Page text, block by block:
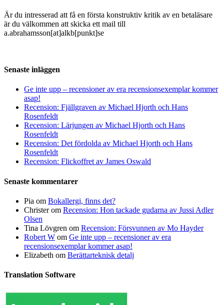
Är du intresserad att få en första konstruktiv kritik av en betaläsare
är du välkommen att skicka ett mail till
a.abrahamsson[at]alkb[punkt]se
Senaste inläggen
Ge inte upp – recensioner av era recensionsexemplar kommer
asap!
Recension: Fjällgraven av Michael Hjorth och Hans
Rosenfeldt
Recension: Lärjungen av Michael Hjorth och Hans
Rosenfeldt
Recension: Det fördolda av Michael Hjorth och Hans
Rosenfeldt
Recension: Flickoffret av James Oswald
Senaste kommentarer
Pia om Bokallergi, finns det?
Christerom Recension: Hon tackade gudarna av Jussi Adler
Olsen
Tina Lövgren om Recension: Försvunnen av Mo Hayder
Robert W om Ge inte upp – recensioner av era
recensionsexemplar kommer asap!
Elizabeth om Berättarteknisk detalj
Translation Software